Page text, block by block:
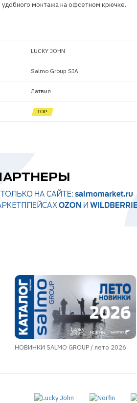
удобного монтажа на офсетном крючке.
LUCKY JOHN
Salmo Group SIA
Латвия
НОВИНКИ SALMO GROUP / лето 2026